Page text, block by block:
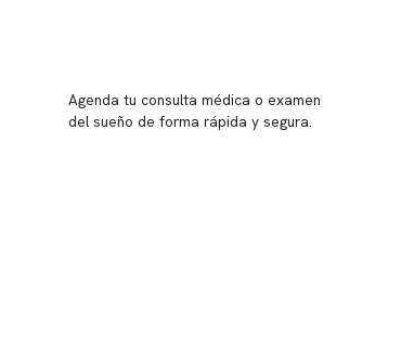
Agenda tu consulta médica o examen
del sueño de forma rápida y segura.